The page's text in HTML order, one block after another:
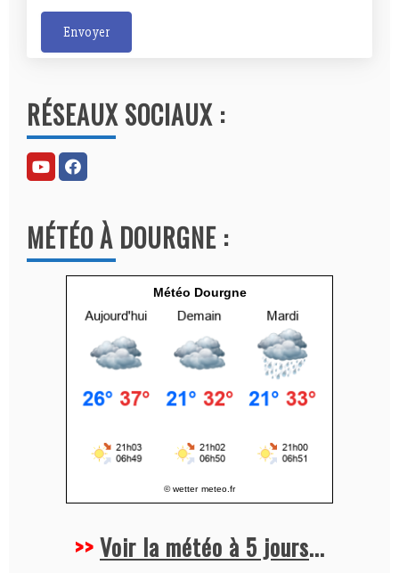
Envoyer
t
e
r
n
t
i
RÉSEAUX SOCIAUX :
MÉTÉO À DOURGNE :
Météo Dourgne
© wetter meteo.fr
>>Voir la météo à 5 jours...